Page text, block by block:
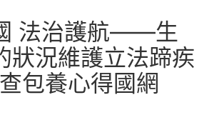
法治護航——生
狀況維護立法蹄疾
包養心得國網